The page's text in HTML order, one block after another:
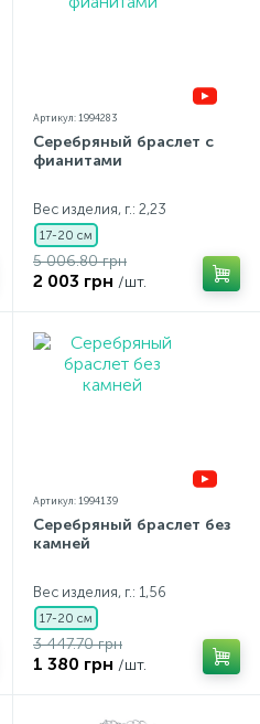
Артикул: 1994283
Серебряный браслет с
фианитами
Вес изделия, г.: 2,23
17-20 см
5 006.80 грн
2 003 грн /шт.
Артикул: 1994139
Серебряный браслет без
камней
Вес изделия, г.: 1,56
17-20 см
3 447.70 грн
1 380 грн /шт.